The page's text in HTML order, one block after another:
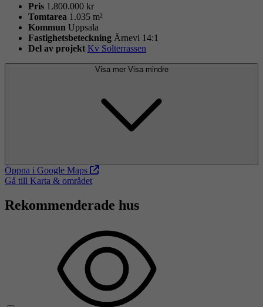
Pris 1.800.000 kr
Tomtarea 1.035 m²
Kommun Uppsala
Fastighets­beteckning Ärnevi 14:1
Del av projekt Kv Solterrassen
Visa mer Visa mindre
Öppna i Google Maps
Gå till Karta & området
Rekommenderade hus